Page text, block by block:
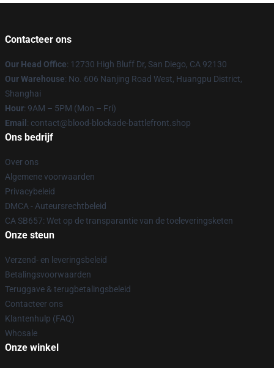
Contacteer ons
Our Head Office: 12730 High Bluff Dr, San Diego, CA 92130
Our Warehouse: No. 606 Nanjing Road West, Huangpu District,
Shanghai
Hour: 9AM – 5PM (Mon – Fri)
Email : contact@blood-blockade-battlefront.shop
Ons bedrijf
Over ons
Algemene voorwaarden
Privacybeleid
DMCA - Auteursrechtbeleid
CA SB657: Wet op de transparantie van de toeleveringsketen
Onze steun
Verzend- en leveringsbeleid
Betalingsvoorwaarden
Teruggave & terugbetalingsbeleid
Contacteer ons
Klantenhulp (FAQ)
Whosale
Onze winkel